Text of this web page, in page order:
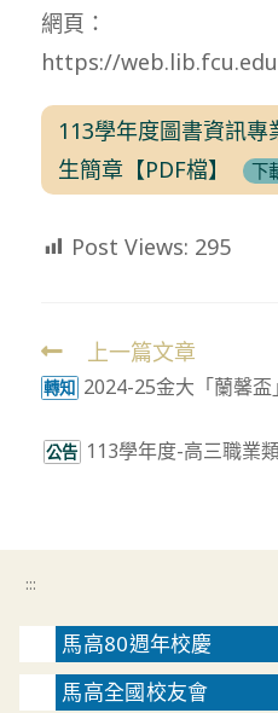
網頁：
https://
113學年度圖書資訊
生簡章【PDF檔】
下
Post Views: 295
Read
more
上一篇文章
轉知 2024-25金大「蘭馨
公告 113學年度-高三職業
:::
馬高80週年校慶
馬高全國校友會